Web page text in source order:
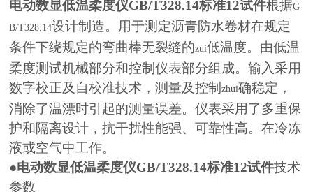
电动数显低温柔度仪GB/T328.14标准12试件根据G
B/T328.14设计制造。用于测定沥青防水卷材在规定
条件下绕规定的弯曲棒无裂缝的zui低温度。由低温
柔度测试机械部分和控制仪表部分组成。输入采用
数字校正及自校准技术，测量及控制zhui确稳定，
消除了温漂时引起的测量误差。仪表采用了多重保
护和隔离设计，抗干扰性能强、可靠性高。在冷冻
液或空气中工作。
●电动数显低温柔度仪GB/T328.14标准12试件技术
参数